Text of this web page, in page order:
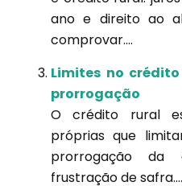
ano e direito ao
comprovar....
Limites no
prorrogação
O crédito rural
próprias que
prorrogação
frustração de safra....